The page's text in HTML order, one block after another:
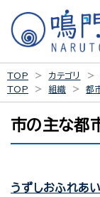
TOP カテゴリ
TOP
組織 都
市の主な都
うずしおふれあ